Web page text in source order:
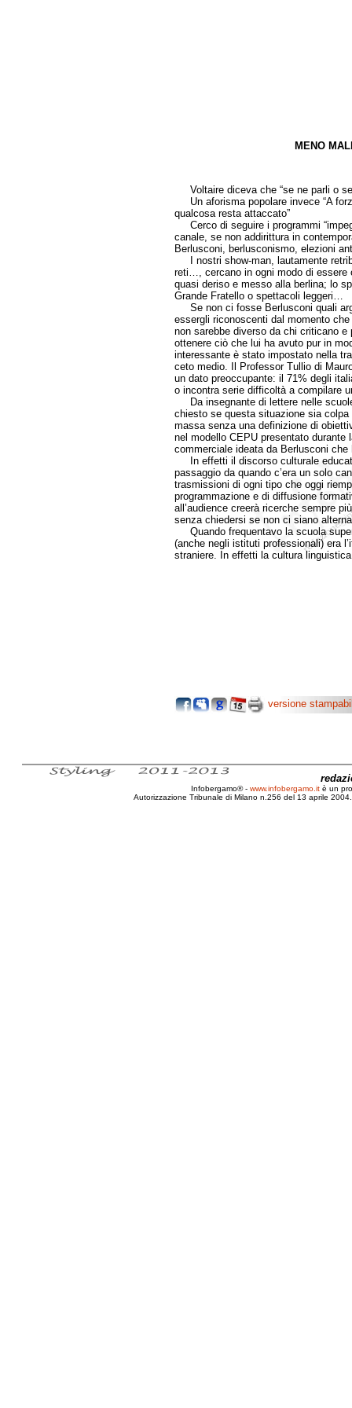
MENO
Voltaire diceva che “se ne parli o
Un aforisma popolare invece “A
qualcosa resta attaccato”
Cerco di seguire i programmi
canale, se non addirittura in
Berlusconi, berlusconismo, elezioni
I nostri show-man, lautamente
reti…, cercano in ogni modo di essere
quasi deriso e messo alla berlina; lo
Grande Fratello o spettacoli leggeri…
Se non ci fosse Berlusconi quali
essergli riconoscenti dal momento
non sarebbe diverso da chi criticano
ottenere ciò che lui ha avuto pur in
interessante è stato impostato nella
ceto medio. Il Professor Tullio di
un dato preoccupante: il 71% degli
o incontra serie difficoltà a compilare
Da insegnante di lettere nelle
chiesto se questa situazione sia
massa senza una definizione di
nel modello CEPU presentato
commerciale ideata da Berlusconi
In effetti il discorso culturale
passaggio da quando c’era un solo
trasmissioni di ogni tipo che oggi
programmazione e di diffusione
all’audience creerà ricerche sempre
senza chiedersi se non ci siano
Quando frequentavo la scuola
(anche negli istituti professionali) era
straniere. In effetti la cultura
versione
Infobergamo® - www.infobergamo.it è un
Autorizzazione Tribunale di Milano n.256 del 13 aprile